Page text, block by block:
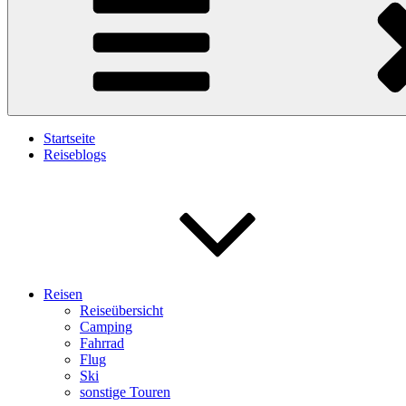
Startseite
Reiseblogs
Reisen
Reiseübersicht
Camping
Fahrrad
Flug
Ski
sonstige Touren